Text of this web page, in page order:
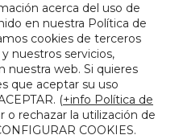
acerca del uso de
en nuestra Política de
cookies de terceros
nuestros servicios,
nuestra web. Si quieres
que aceptar su uso
(+info Política de
o rechazar la utilización de
COOKIES.